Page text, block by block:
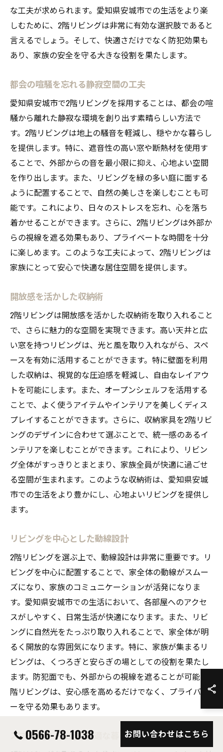
な工夫が求められます。愛知県安城市での生活をより楽
しむために、2階リビングは非常に有効な選択肢であると
言えるでしょう。そして、快適さだけでなく防犯効果も
あり、家族の安全を守る大きな役割を果たします。
都会の喧騒を忘れる静寂空間の工夫
愛知県安城市で2階リビングを採用することは、都会の喧
騒から離れた静寂な環境を創り出す素晴らしい方法で
す。2階リビングは地上の騒音を軽減し、穏やかな暮らし
を提供します。特に、遮音性の高い窓や断熱材を使用す
ることで、外部からの音を最小限に抑え、心地よい空間
を作り出します。また、リビングを緑の多い庭に面する
ように配置することで、自然の美しさを楽しむことも可
能です。これにより、日々のストレスを忘れ、心を落ち
着かせることができます。さらに、2階リビングは外部か
らの視線を遮る効果もあり、プライベートな時間を十分
に楽しめます。このような工夫によって、2階リビングは
家族にとって安心で快適な居住空間を提供します。
開放感を活かした収納術
2階リビングは開放感を活かした収納術を取り入れること
で、さらに魅力的な空間を実現できます。高い天井と広
い窓を持つリビングは、光と風を取り入れながら、スペ
ースを有効に活用することができます。特に壁面を利用
した収納は、視覚的な圧迫感を軽減し、自由なレイアウ
トを可能にします。また、オープンシェルフを活用する
ことで、よく使うアイテムやインテリアを美しくディス
プレイすることができます。さらに、収納家具を2階リビ
ングのデザインに合わせて選ぶことで、統一感のあるイ
ンテリアを楽しむことができます。これにより、リビン
グ全体がすっきりとまとまり、家族全員が快適に過ごせ
る空間が生まれます。このような収納術は、愛知県安城
市での生活をより豊かにし、心地よいリビングを提供し
ます。
リビングを中心とした動線設計
2階リビングを選ぶ上で、動線設計は非常に重要です。リ
ビングを中心に配置することで、家全体の動線がスムー
ズになり、家族のコミュニケーションが活発になりま
す。愛知県安城市での生活において、各部屋へのアクセ
スがしやすく、日常生活が快適になります。また、リビ
ングに自然光をたっぷり取り入れることで、家全体が明
るく開放的な雰囲気になります。特に、家族が集まるリ
ビングは、くつろぎと安らぎの場としての役割を果たし
ます。防犯面でも、外部からの視線を遮ることが可能な2
階リビングは、安心感を高めるだけでなく、プライバシ
ーを守る効果もあります。
スマートホーム化で快適な暮らし
0566-78-1038 お問い合わせはこちら